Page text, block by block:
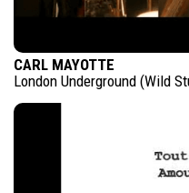
CARL MAYOTTE
London Underground (Wild